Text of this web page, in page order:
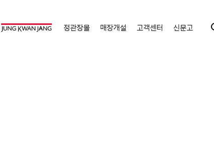
정관장몰 매장개설 고객센터 신문고